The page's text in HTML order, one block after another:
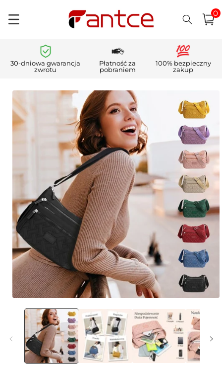
do
treści
Koszyk
0
30-dniowa gwarancja
zwrotu
Płatność za
pobraniem
100% bezpieczny
zakup
aby
przejść do
informacji
o
produkcie
multimedia
oknie
modalnym